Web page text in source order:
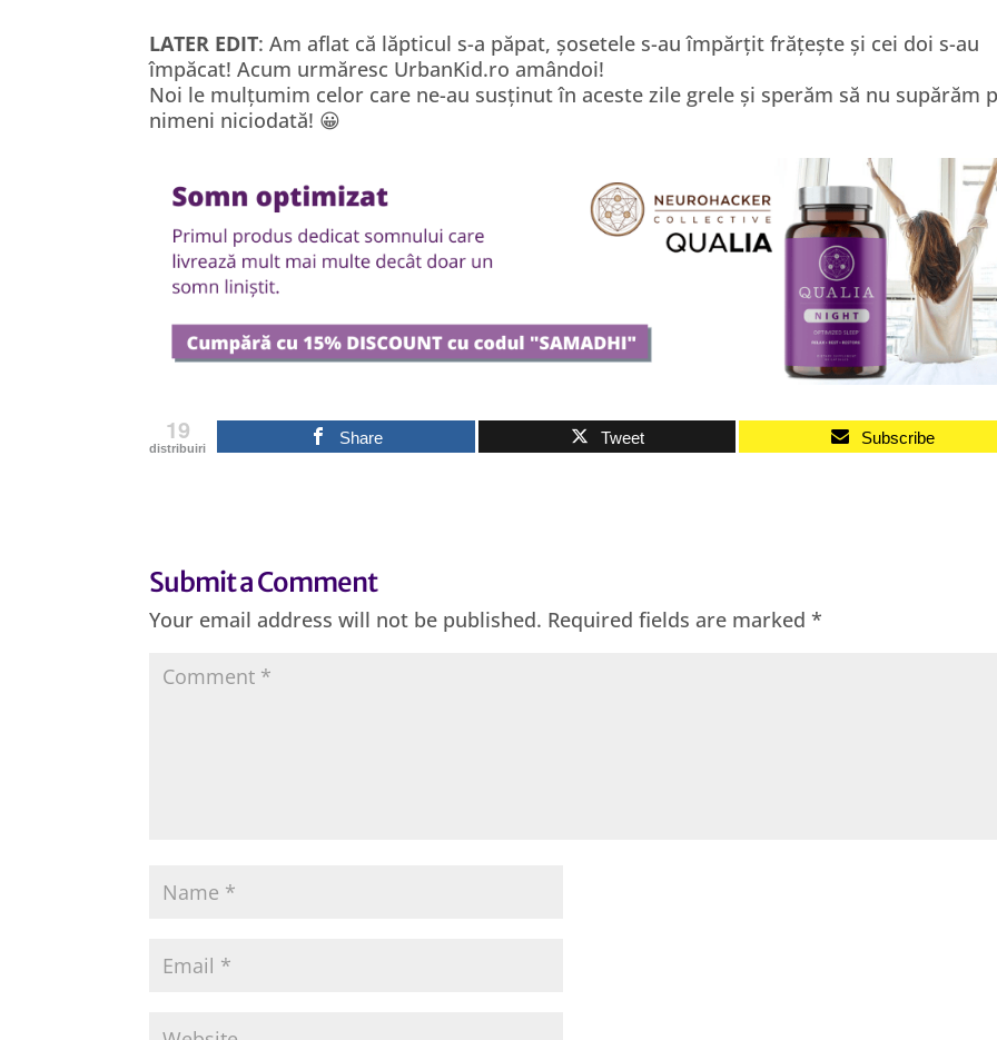
LATER EDIT: Am aflat că lăpticul s-a păpat, șosetele s-au împărțit frățește și cei doi s-au
împăcat! Acum urmăresc UrbanKid.ro amândoi!
Noi le mulțumim celor care ne-au susținut în aceste zile grele și sperăm să nu supărăm
nimeni niciodată! 😀
19
distribuiri
Share Tweet Subscribe
Submit a Comment
Your email address will not be published. Required fields are marked*